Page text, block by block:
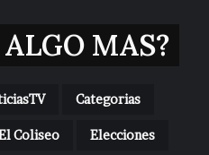
MAS?
Categorias
Coliseo Elecciones